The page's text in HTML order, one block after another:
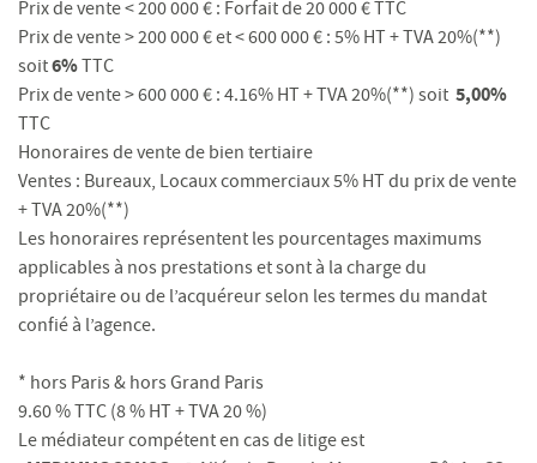
Prix de vente < 200 000 € : Forfait de 20 000 € TTC
Prix de vente > 200 000 € et < 600 000 € : 5% HT + TVA 20%(**)
soit6%TTC
Prix de vente > 600 000 € : 4.16% HT + TVA 20%(**) soit 5,00%
TTC
Honoraires de vente de bien tertiaire
Ventes : Bureaux, Locaux commerciaux 5% HT du prix de vente
+ TVA 20%(**)
Les honoraires représentent les pourcentages maximums
applicables à nos prestations et sont à la charge du
propriétaire ou de l’acquéreur selon les termes du mandat
confié à l’agence.
* hors Paris & hors Grand Paris
9.60 % TTC (8 % HT + TVA 20 %)
Le médiateur compétent en cas de litige est